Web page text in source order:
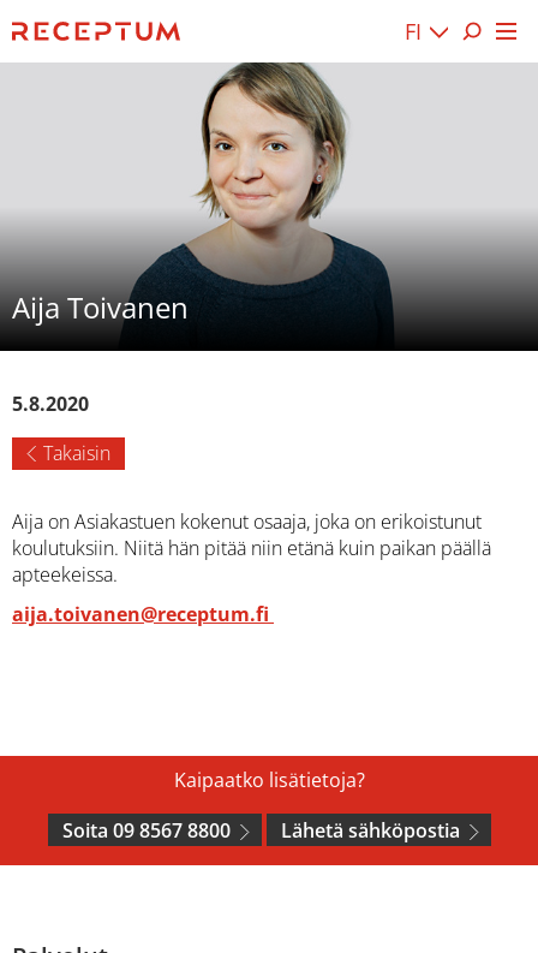
FI
Aija Toivanen
5.8.2020
Takaisin
Aija on Asiakastuen kokenut osaaja, joka on erikoistunut
koulutuksiin. Niitä hän pitää niin etänä kuin paikan päällä
apteekeissa.
aija.toivanen@receptum.fi
Kaipaatko lisätietoja?
Soita 09 8567 8800
Lähetä sähköpostia